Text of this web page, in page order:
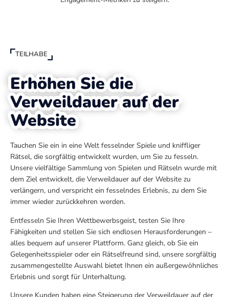
TEILHABE
Erhöhen Sie die
Verweildauer auf der
Website
Tauchen Sie ein in eine Welt fesselnder Spiele und kniffliger
Rätsel, die sorgfältig entwickelt wurden, um Sie zu fesseln.
Unsere vielfältige Sammlung von Spielen und Rätseln wurde mit
dem Ziel entwickelt, die Verweildauer auf der Website zu
verlängern, und verspricht ein fesselndes Erlebnis, zu dem Sie
immer wieder zurückkehren werden.
Entfesseln Sie Ihren Wettbewerbsgeist, testen Sie Ihre
Fähigkeiten und stellen Sie sich endlosen Herausforderungen –
alles bequem auf unserer Plattform. Ganz gleich, ob Sie ein
Gelegenheitsspieler oder ein Rätselfreund sind, unsere sorgfältig
zusammengestellte Auswahl bietet Ihnen ein außergewöhnliches
Erlebnis und sorgt für Unterhaltung.